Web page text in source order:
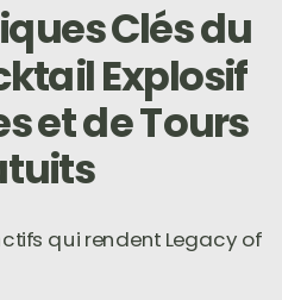
Clés du
Explosif
et de Tours
qui rendent Legacy of